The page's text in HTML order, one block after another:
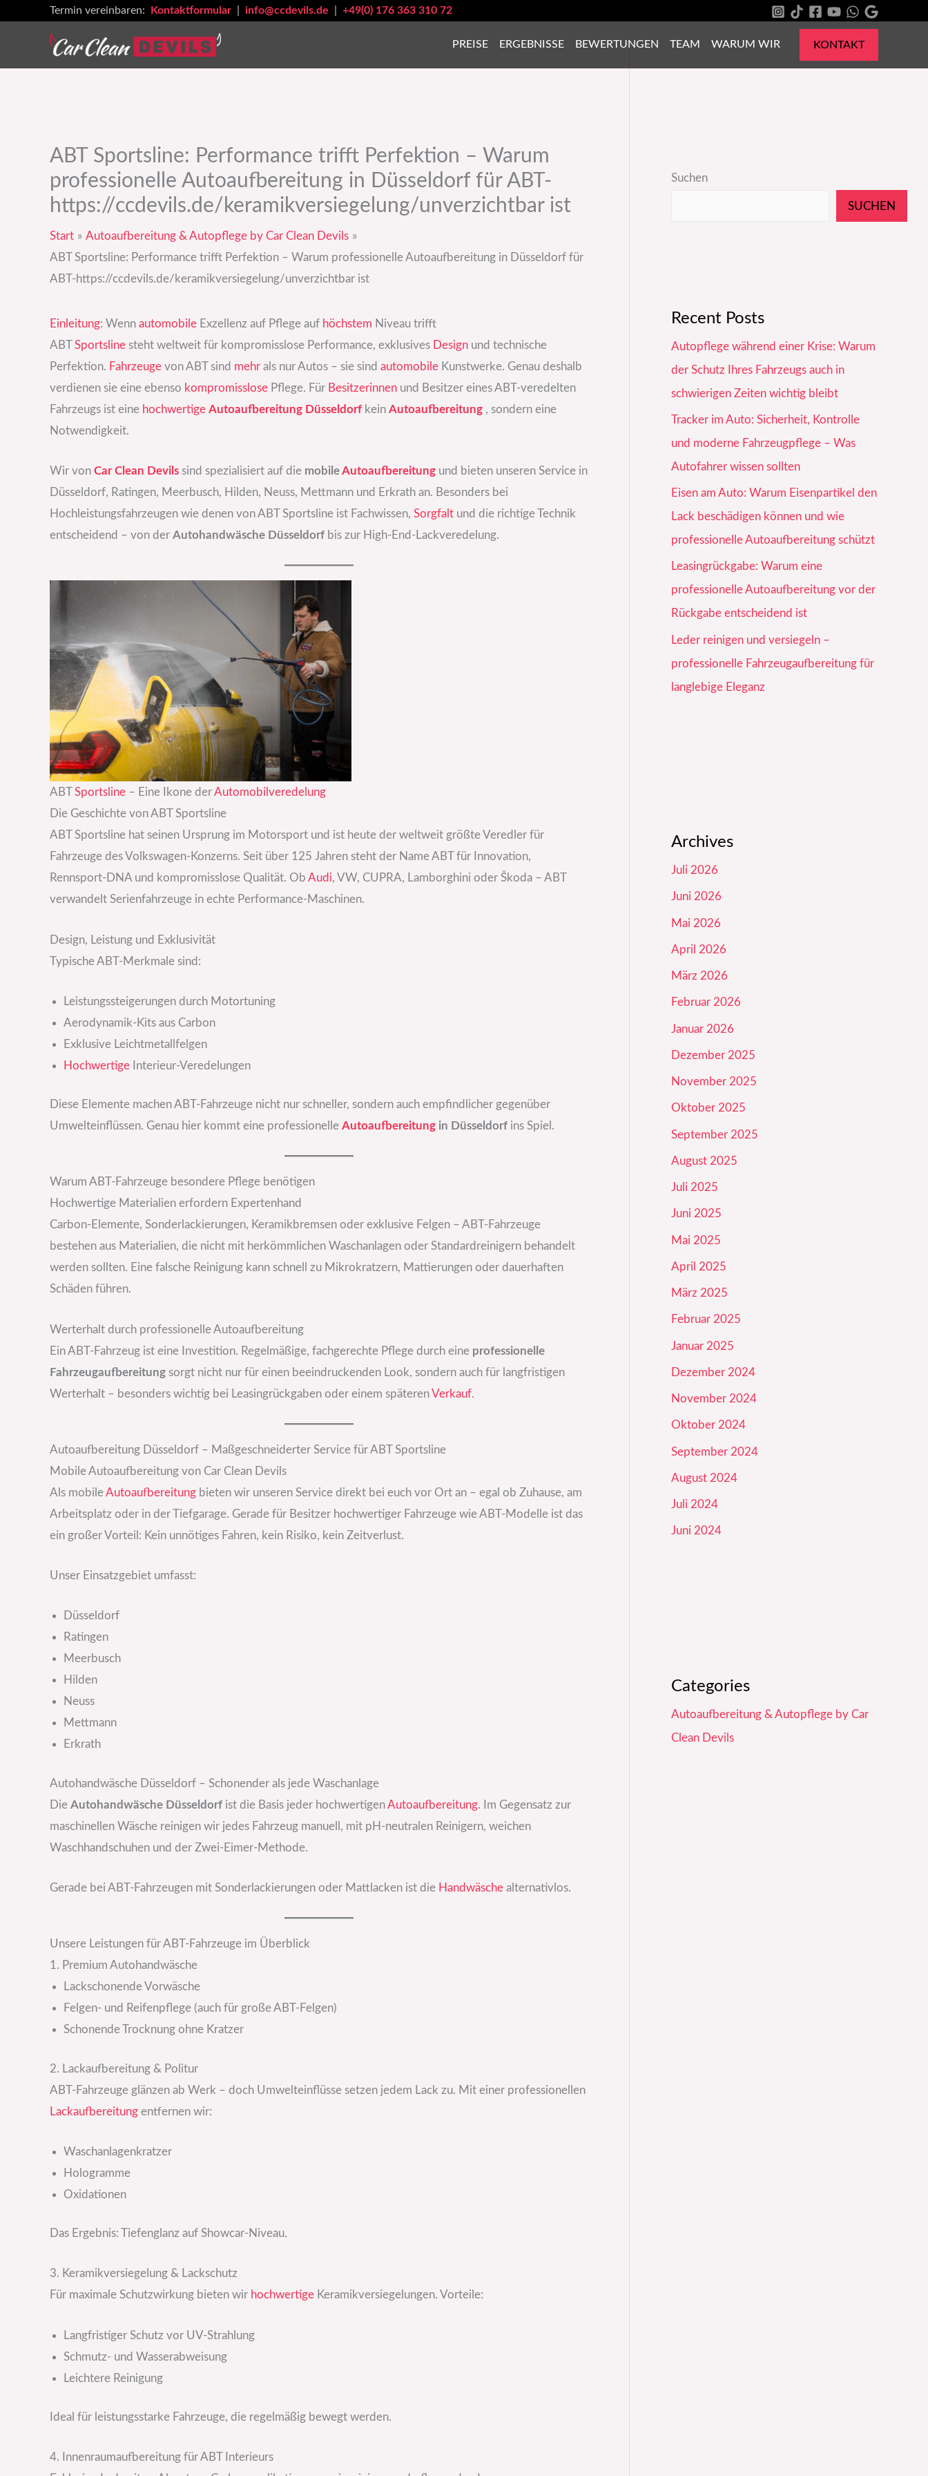
Termin vereinbaren: Kontaktformular info@ccdevils.de +49(0) 176 363 310 72
PREISE ERGEBNISSE BEWERTUNGEN TEAM WARUM WIR KONTAKT
ABT Sportsline: Performance trifft Perfektion – Warum
professionelle Autoaufbereitung in Düsseldorf für ABT-
https://ccdevils.de/keramikversiegelung/unverzichtbar ist
Start
Autoaufbereitung & Autopflege by Car Clean Devils
ABT Sportsline: Performance trifft Perfektion – Warum professionelle Autoaufbereitung in Düsseldorf für
ABT-https://ccdevils.de/keramikversiegelung/unverzichtbar ist
Einleitung: Wenn automobile Exzellenz auf Pflege auf höchstem Niveau trifft
ABT Sportsline steht weltweit für kompromisslose Performance, exklusives Design und technische
Perfektion. Fahrzeuge von ABT sind mehr als nur Autos – sie sind automobile Kunstwerke. Genau deshalb
verdienen sie eine ebenso kompromisslose Pflege. Für Besitzerinnen und Besitzer eines ABT-veredelten
Fahrzeugs ist eine hochwertige Autoaufbereitung Düsseldorf kein Autoaufbereitung , sondern eine
Notwendigkeit.
Wir von Car Clean Devils sind spezialisiert auf die mobileAutoaufbereitung und bieten unseren Service in
Düsseldorf, Ratingen, Meerbusch, Hilden, Neuss, Mettmann und Erkrath an. Besonders bei
Hochleistungsfahrzeugen wie denen von ABT Sportsline ist Fachwissen, Sorgfalt und die richtige Technik
entscheidend – von der Autohandwäsche Düsseldorf bis zur High-End-Lackveredelung.
ABT Sportsline – Eine Ikone derAutomobilveredelung
Die Geschichte von ABT Sportsline
ABT Sportsline hat seinen Ursprung im Motorsport und ist heute der weltweit größte Veredler für
Fahrzeuge des Volkswagen-Konzerns. Seit über 125 Jahren steht der Name ABT für Innovation,
Rennsport-DNA und kompromisslose Qualität. Ob Audi, VW, CUPRA, Lamborghini oder Škoda – ABT
verwandelt Serienfahrzeuge in echte Performance-Maschinen.
Design, Leistung und Exklusivität
Typische ABT-Merkmale sind:
Leistungssteigerungen durch Motortuning
Aerodynamik-Kits aus Carbon
Exklusive Leichtmetallfelgen
Hochwertige Interieur-Veredelungen
Diese Elemente machen ABT-Fahrzeuge nicht nur schneller, sondern auch empfindlicher gegenüber
Umwelteinflüssen. Genau hier kommt eine professionelle Autoaufbereitung in Düsseldorf ins Spiel.
Warum ABT-Fahrzeuge besondere Pflege benötigen
Hochwertige Materialien erfordern Expertenhand
Carbon-Elemente, Sonderlackierungen, Keramikbremsen oder exklusive Felgen – ABT-Fahrzeuge
bestehen aus Materialien, die nicht mit herkömmlichen Waschanlagen oder Standardreinigern behandelt
werden sollten. Eine falsche Reinigung kann schnell zu Mikrokratzern, Mattierungen oder dauerhaften
Schäden führen.
Werterhalt durch professionelle Autoaufbereitung
Ein ABT-Fahrzeug ist eine Investition. Regelmäßige, fachgerechte Pflege durch eine professionelle
Fahrzeugaufbereitung sorgt nicht nur für einen beeindruckenden Look, sondern auch für langfristigen
Werterhalt – besonders wichtig bei Leasingrückgaben oder einem späterenVerkauf.
Autoaufbereitung Düsseldorf – Maßgeschneiderter Service für ABT Sportsline
Mobile Autoaufbereitung von Car Clean Devils
Als mobileAutoaufbereitung bieten wir unseren Service direkt bei euch vor Ort an – egal ob Zuhause, am
Arbeitsplatz oder in der Tiefgarage. Gerade für Besitzer hochwertiger Fahrzeuge wie ABT-Modelle ist das
ein großer Vorteil: Kein unnötiges Fahren, kein Risiko, kein Zeitverlust.
Unser Einsatzgebiet umfasst:
Düsseldorf
Ratingen
Meerbusch
Hilden
Neuss
Mettmann
Erkrath
Autohandwäsche Düsseldorf – Schonender als jede Waschanlage
Die Autohandwäsche Düsseldorf ist die Basis jeder hochwertigenAutoaufbereitung. Im Gegensatz zur
maschinellen Wäsche reinigen wir jedes Fahrzeug manuell, mit pH-neutralen Reinigern, weichen
Waschhandschuhen und der Zwei-Eimer-Methode.
Gerade bei ABT-Fahrzeugen mit Sonderlackierungen oder Mattlacken ist die Handwäsche alternativlos.
Unsere Leistungen für ABT-Fahrzeuge im Überblick
1. Premium Autohandwäsche
Lackschonende Vorwäsche
Felgen- und Reifenpflege (auch für große ABT-Felgen)
Schonende Trocknung ohne Kratzer
2. Lackaufbereitung & Politur
ABT-Fahrzeuge glänzen ab Werk – doch Umwelteinflüsse setzen jedem Lack zu. Mit einer professionellen
Lackaufbereitung entfernen wir:
Waschanlagenkratzer
Hologramme
Oxidationen
Das Ergebnis: Tiefenglanz auf Showcar-Niveau.
3. Keramikversiegelung & Lackschutz
Für maximale Schutzwirkung bieten wir hochwertige Keramikversiegelungen. Vorteile:
Langfristiger Schutz vor UV-Strahlung
Schmutz- und Wasserabweisung
Leichtere Reinigung
Ideal für leistungsstarke Fahrzeuge, die regelmäßig bewegt werden.
4. Innenraumaufbereitung für ABT Interieurs
Suchen
SUCHEN
Recent Posts
Autopflege während einer Krise: Warum
der Schutz Ihres Fahrzeugs auch in
schwierigen Zeiten wichtig bleibt
Tracker im Auto: Sicherheit, Kontrolle
und moderne Fahrzeugpflege – Was
Autofahrer wissen sollten
Eisen am Auto: Warum Eisenpartikel den
Lack beschädigen können und wie
professionelle Autoaufbereitung schützt
Leasingrückgabe: Warum eine
professionelle Autoaufbereitung vor der
Rückgabe entscheidend ist
Leder reinigen und versiegeln –
professionelle Fahrzeugaufbereitung für
langlebige Eleganz
Archives
Juli 2026
Juni 2026
Mai 2026
April 2026
März 2026
Februar 2026
Januar 2026
Dezember 2025
November 2025
Oktober 2025
September 2025
August 2025
Juli 2025
Juni 2025
Mai 2025
April 2025
März 2025
Februar 2025
Januar 2025
Dezember 2024
November 2024
Oktober 2024
September 2024
August 2024
Juli 2024
Juni 2024
Categories
Autoaufbereitung & Autopflege by Car
Clean Devils